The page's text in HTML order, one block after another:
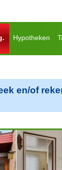
Hypotheken
en/of